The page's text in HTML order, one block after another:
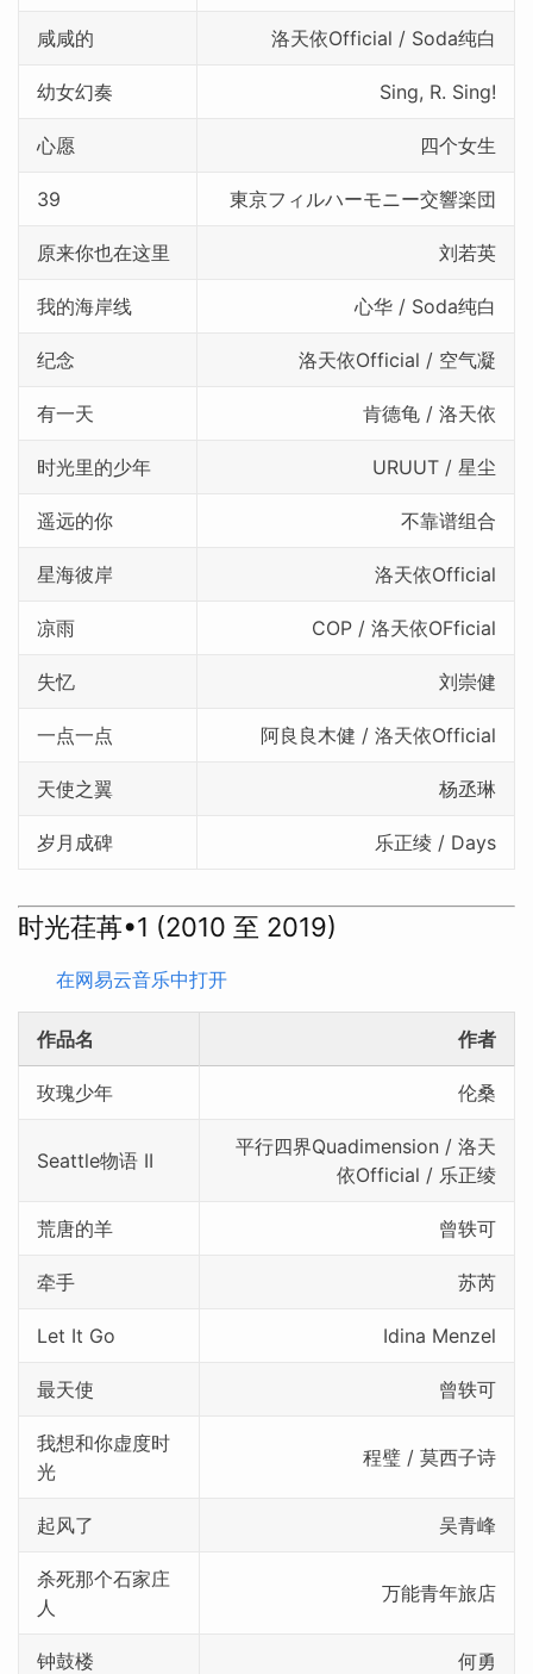
咸咸的 洛天依Official / Soda纯白
幼女幻奏 Sing, R. Sing!
心愿 四个女生
39 東京フィルハーモニー交響楽団
原来你也在这里 刘若英
我的海岸线 心华 / Soda纯白
纪念 洛天依Official / 空气凝
有一天 肯德龟 / 洛天依
时光里的少年 URUUT / 星尘
遥远的你 不靠谱组合
星海彼岸 洛天依Official
凉雨 COP / 洛天依OFficial
失忆 刘崇健
一点一点 阿良良木健 / 洛天依Official
天使之翼 杨丞琳
岁月成碑 乐正绫 / Days
时光荏苒•1 (2010 至 2019)
在网易云音乐中打开
作品名 作者
玫瑰少年 伦桑
Seattle物语 II
平行四界Quadimension / 洛天
依Official / 乐正绫
荒唐的羊 曾轶可
牵手 苏芮
Let It Go Idina Menzel
最天使 曾轶可
我想和你虚度时
光
程璧 / 莫西子诗
起风了 吴青峰
杀死那个石家庄
人
万能青年旅店
钟鼓楼 何勇